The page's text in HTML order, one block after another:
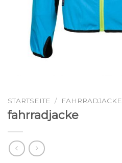
STARTSEITE / FAHRRADJACKE
fahrradjacke